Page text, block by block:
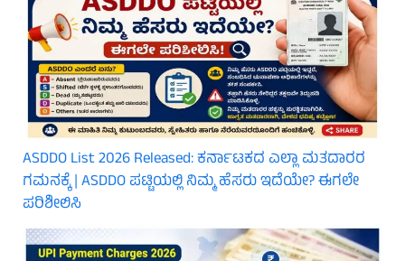
ASDDO List 2026 Released: ಕರ್ನಾಟಕದ ಎಲ್ಲಾ ಮತದಾರರ
ಗಮನಕ್ಕೆ | ASDDO ಪಟ್ಟಿಯಲ್ಲಿ ನಿಮ್ಮ ಹೆಸರು ಇದೆಯೇ? ಈಗಲೇ
ಪರಿಶೀಲಿಸಿ